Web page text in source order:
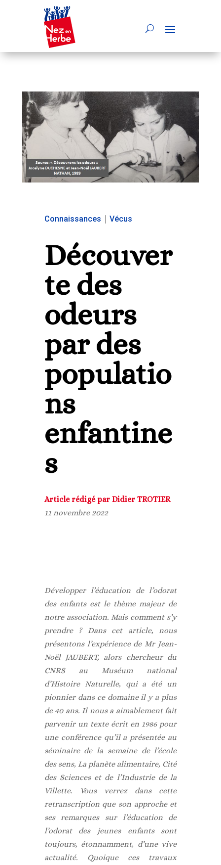
Connaissances Vécus
Découver
te des
odeurs
par des
populatio
ns
enfantine
s
Article rédigé par Didier TROTIER
11 novembre 2022
Développer l’éducation de l’odorat
des enfants est le thème majeur de
notre association. Mais comment s’y
prendre ? Dans cet article, nous
présentons l’expérience de Mr Jean-
Noël JAUBERT, alors chercheur du
CNRS au Muséum national
d’Histoire Naturelle, qui a été un
pionnier dans ce domaine il y a plus
de 40 ans. Il nous a aimablement fait
parvenir un texte écrit en 1986 pour
une conférence qu’il a présentée au
séminaire de la semaine de l’école
des sens, La planète alimentaire, Cité
des Sciences et de l’Industrie de la
Villette. Vous verrez dans cette
retranscription que son approche et
ses remarques sur l’éducation de
l’odorat des jeunes enfants sont
toujours, étonnamment, d’une vive
actualité. Quoique ces travaux